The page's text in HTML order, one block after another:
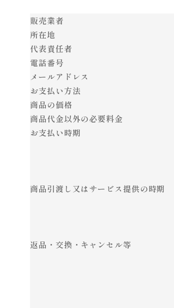
販売業者
所在地
代表責任者
電話番号
メールアドレス
お支払い方法
商品の価格
商品代金以外の必要料金
お支払い時期
商品引渡し又はサービス提供の時期
返品・交換・キャンセル等